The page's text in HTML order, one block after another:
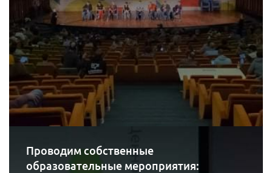
Проводим собственные
образовательные мероприятия: